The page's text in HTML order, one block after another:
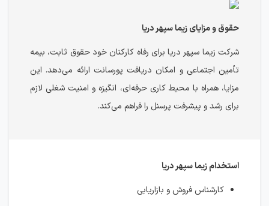
حقوق و مزایای زیما سپهر دریا
شرکت زیما سپهر دریا برای رفاه کارکنان خود حقوق ثابت، بیمه
تأمین اجتماعی و امکان دریافت پورسانت ارائه می‌دهد. این
مزایا، همراه با محیط کاری حرفه‌ای، انگیزه و امنیت شغلی لازم
برای رشد و پیشرفت پرسنل را فراهم می‌کند.
استخدام زیما سپهر دریا
کارشناس فروش و بازاریابی